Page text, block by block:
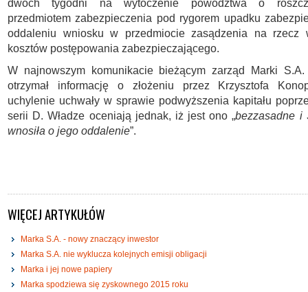
dwóch tygodni na wytoczenie powództwa o
przedmiotem zabezpieczenia pod rygorem upadku
oddaleniu wniosku w przedmiocie zasądzenia na rzecz
kosztów postępowania zabezpieczającego.
W najnowszym komunikacie bieżącym zarząd Marki S.A.
otrzymał informację o złożeniu przez Krzysztofa
uchylenie uchwały w sprawie podwyższenia kapitału
serii D. Władze oceniają jednak, iż jest ono „bezzasadne i
wnosiła o jego oddalenie”.
WIĘCEJ ARTYKUŁÓW
Marka S.A. - nowy znaczący inwestor
Marka S.A. nie wyklucza kolejnych emisji obligacji
Marka i jej nowe papiery
Marka spodziewa się zyskownego 2015 roku